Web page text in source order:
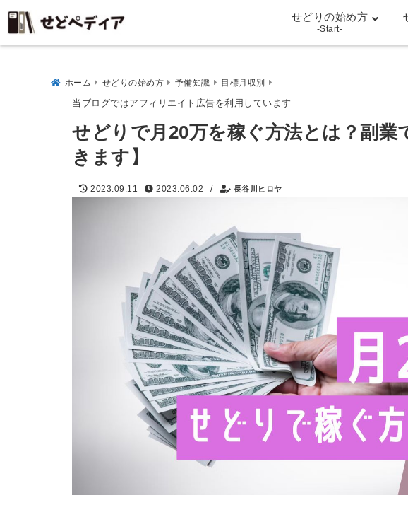
せどりの始め方
-Start-
ホーム せどりの始め方 予備知識 目標月収別
当ブログではアフィリエイト広告を利用しています
せどりで月20万を稼ぐ方法とは？副業
きます】
2023.09.11 2023.06.02 / 長谷川ヒロヤ